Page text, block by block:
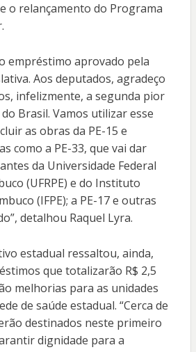
o relançamento do Programa
empréstimo aprovado pela
Aos deputados, agradeço
infelizmente, a segunda pior
Brasil. Vamos utilizar esse
as obras da PE-15 e
como a PE-33, que vai dar
da Universidade Federal
(UFRPE) e do Instituto
(IFPE); a PE-17 e outras
detalhou Raquel Lyra.
estadual ressaltou, ainda,
que totalizarão R$ 2,5
melhorias para as unidades
de saúde estadual. “Cerca de
destinados neste primeiro
dignidade para a